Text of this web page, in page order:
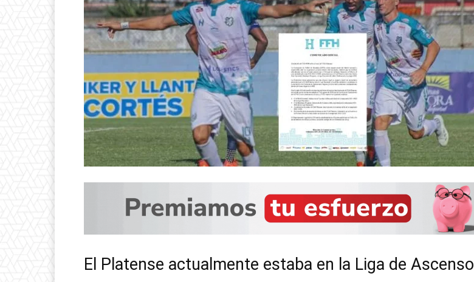
El Platense actualmente estaba en la Liga de Ascenso